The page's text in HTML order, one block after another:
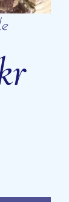
Pris